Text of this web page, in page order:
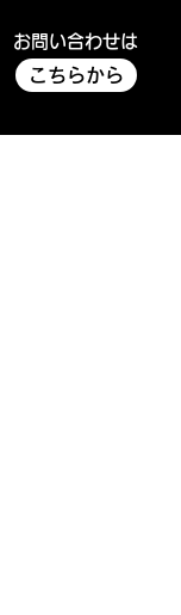
お問い合わせは
こちらから